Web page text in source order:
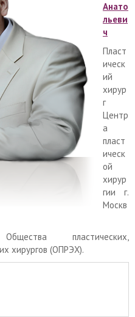
Анато
льеви
ч
Пласт
ическ
ий
хирур
г
Центр
а
пласт
ическ
ой
хирур
гии г.
Москв
пластических,
хирургов (ОПРЭХ).